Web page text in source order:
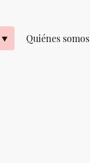
Quiénes somos